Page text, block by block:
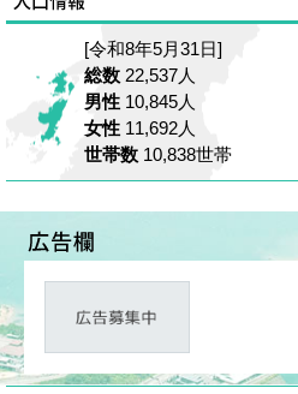
[令和8年5月31日]
総数 22,537人
男性 10,845人
女性 11,692人
世帯数 10,838世帯